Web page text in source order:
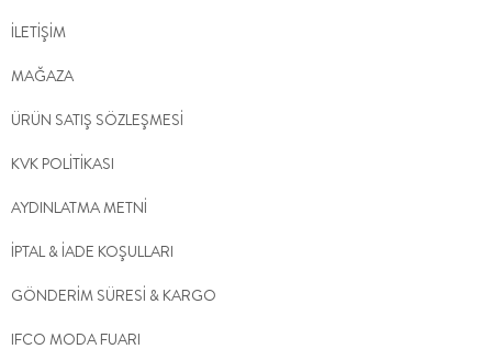
İLETİŞİM
MAĞAZA
ÜRÜN SATIŞ SÖZLEŞMESİ
KVK POLİTİKASI
AYDINLATMA METNİ
İPTAL & İADE KOŞULLARI
GÖNDERİM SÜRESİ & KARGO
IFCO MODA FUARI